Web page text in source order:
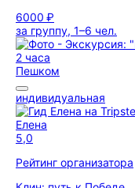
6000 ₽
за группу, 1–6 чел.
2 часа
Пешком
индивидуальная
Елена
5,0
Рейтинг организатора